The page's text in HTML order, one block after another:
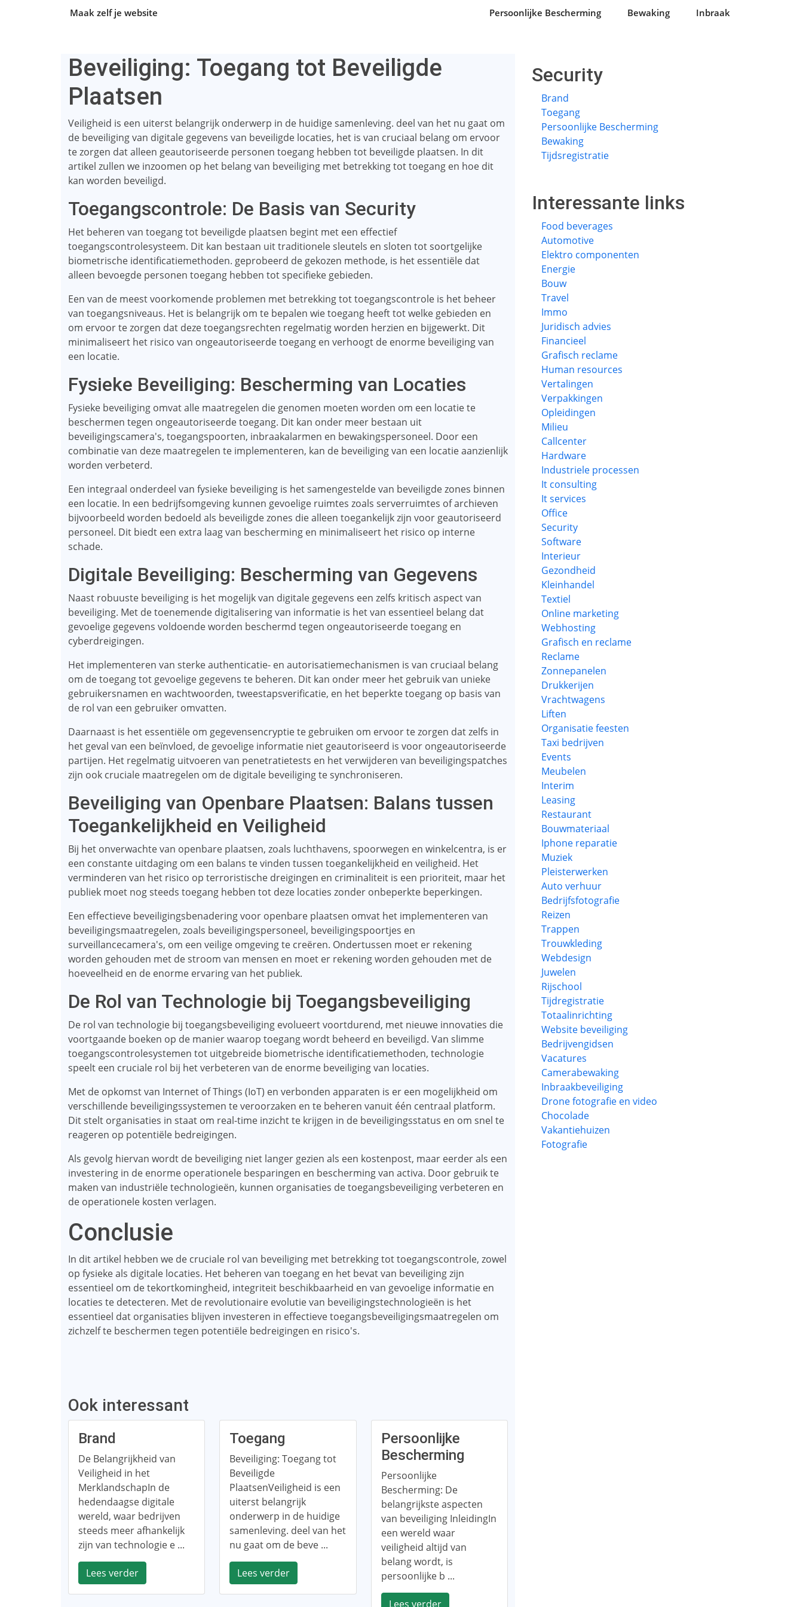
Maak zelf je website Persoonlijke Bescherming Bewaking Inbraak
Beveiliging: Toegang tot Beveiligde
Plaatsen
Veiligheid is een uiterst belangrijk onderwerp in de huidige samenleving. deel van het nu gaat om
de beveiliging van digitale gegevens van beveiligde locaties, het is van cruciaal belang om ervoor
te zorgen dat alleen geautoriseerde personen toegang hebben tot beveiligde plaatsen. In dit
artikel zullen we inzoomen op het belang van beveiliging met betrekking tot toegang en hoe dit
kan worden beveiligd.
Toegangscontrole: De Basis van Security
Het beheren van toegang tot beveiligde plaatsen begint met een effectief
toegangscontrolesysteem. Dit kan bestaan ​​uit traditionele sleutels en sloten tot soortgelijke
biometrische identificatiemethoden. geprobeerd de gekozen methode, is het essentiële dat
alleen bevoegde personen toegang hebben tot specifieke gebieden.
Een van de meest voorkomende problemen met betrekking tot toegangscontrole is het beheer
van toegangsniveaus. Het is belangrijk om te bepalen wie toegang heeft tot welke gebieden en
om ervoor te zorgen dat deze toegangsrechten regelmatig worden herzien en bijgewerkt. Dit
minimaliseert het risico van ongeautoriseerde toegang en verhoogt de enorme beveiliging van
een locatie.
Fysieke Beveiliging: Bescherming van Locaties
Fysieke beveiliging omvat alle maatregelen die genomen moeten worden om een ​​locatie te
beschermen tegen ongeautoriseerde toegang. Dit kan onder meer bestaan ​​uit
beveiligingscamera's, toegangspoorten, inbraakalarmen en bewakingspersoneel. Door een
combinatie van deze maatregelen te implementeren, kan de beveiliging van een locatie aanzienlijk
worden verbeterd.
Een integraal onderdeel van fysieke beveiliging is het samengestelde van beveiligde zones binnen
een locatie. In een bedrijfsomgeving kunnen gevoelige ruimtes zoals serverruimtes of archieven
bijvoorbeeld worden bedoeld als beveiligde zones die alleen toegankelijk zijn voor geautoriseerd
personeel. Dit biedt een extra laag van bescherming en minimaliseert het risico op interne
schade.
Digitale Beveiliging: Bescherming van Gegevens
Naast robuuste beveiliging is het mogelijk van digitale gegevens een zelfs kritisch aspect van
beveiliging. Met de toenemende digitalisering van informatie is het van essentieel belang dat
gevoelige gegevens voldoende worden beschermd tegen ongeautoriseerde toegang en
cyberdreigingen.
Het implementeren van sterke authenticatie- en autorisatiemechanismen is van cruciaal belang
om de toegang tot gevoelige gegevens te beheren. Dit kan onder meer het gebruik van unieke
gebruikersnamen en wachtwoorden, tweestapsverificatie, en het beperkte toegang op basis van
de rol van een gebruiker omvatten.
Daarnaast is het essentiële om gegevensencryptie te gebruiken om ervoor te zorgen dat zelfs in
het geval van een beïnvloed, de gevoelige informatie niet geautoriseerd is voor ongeautoriseerde
partijen. Het regelmatig uitvoeren van penetratietests en het verwijderen van beveiligingspatches
zijn ook cruciale maatregelen om de digitale beveiliging te synchroniseren.
Beveiliging van Openbare Plaatsen: Balans tussen
Toegankelijkheid en Veiligheid
Bij het onverwachte van openbare plaatsen, zoals luchthavens, spoorwegen en winkelcentra, is er
een constante uitdaging om een ​​balans te vinden tussen toegankelijkheid en veiligheid. Het
verminderen van het risico op terroristische dreigingen en criminaliteit is een prioriteit, maar het
publiek moet nog steeds toegang hebben tot deze locaties zonder onbeperkte beperkingen.
Een effectieve beveiligingsbenadering voor openbare plaatsen omvat het implementeren van
beveiligingsmaatregelen, zoals beveiligingspersoneel, beveiligingspoortjes en
surveillancecamera's, om een ​​veilige omgeving te creëren. Ondertussen moet er rekening
worden gehouden met de stroom van mensen en moet er rekening worden gehouden met de
hoeveelheid en de enorme ervaring van het publiek.
De Rol van Technologie bij Toegangsbeveiliging
De rol van technologie bij toegangsbeveiliging evolueert voortdurend, met nieuwe innovaties die
voortgaande boeken op de manier waarop toegang wordt beheerd en beveiligd. Van slimme
toegangscontrolesystemen tot uitgebreide biometrische identificatiemethoden, technologie
speelt een cruciale rol bij het verbeteren van de enorme beveiliging van locaties.
Met de opkomst van Internet of Things (IoT) en verbonden apparaten is er een mogelijkheid om
verschillende beveiligingssystemen te veroorzaken en te beheren vanuit één centraal platform.
Dit stelt organisaties in staat om real-time inzicht te krijgen in de beveiligingsstatus en om snel te
reageren op potentiële bedreigingen.
Als gevolg hiervan wordt de beveiliging niet langer gezien als een kostenpost, maar eerder als een
investering in de enorme operationele besparingen en bescherming van activa. Door gebruik te
maken van industriële technologieën, kunnen organisaties de toegangsbeveiliging verbeteren en
de operationele kosten verlagen.
Conclusie
In dit artikel hebben we de cruciale rol van beveiliging met betrekking tot toegangscontrole, zowel
op fysieke als digitale locaties. Het beheren van toegang en het bevat van beveiliging zijn
essentieel om de tekortkomingheid, integriteit beschikbaarheid en van gevoelige informatie en
locaties te detecteren. Met de revolutionaire evolutie van beveiligingstechnologieën is het
essentieel dat organisaties blijven investeren in effectieve toegangsbeveiligingsmaatregelen om
zichzelf te beschermen tegen potentiële bedreigingen en risico's.
Ook interessant
Brand
De Belangrijkheid van
Veiligheid in het
MerklandschapIn de
hedendaagse digitale
wereld, waar bedrijven
steeds meer afhankelijk
zijn van technologie e ...
Lees verder
Toegang
Beveiliging: Toegang tot
Beveiligde
PlaatsenVeiligheid is een
uiterst belangrijk
onderwerp in de huidige
samenleving. deel van het
nu gaat om de beve ...
Lees verder
Persoonlijke
Bescherming
Persoonlijke
Bescherming: De
belangrijkste aspecten
van beveiliging InleidingIn
een wereld waar
veiligheid altijd van
belang wordt, is
persoonlijke b ...
Lees verder
Security
Brand
Toegang
Persoonlijke Bescherming
Bewaking
Tijdsregistratie
Interessante links
Food beverages
Automotive
Elektro componenten
Energie
Bouw
Travel
Immo
Juridisch advies
Financieel
Grafisch reclame
Human resources
Vertalingen
Verpakkingen
Opleidingen
Milieu
Callcenter
Hardware
Industriele processen
It consulting
It services
Office
Security
Software
Interieur
Gezondheid
Kleinhandel
Textiel
Online marketing
Webhosting
Grafisch en reclame
Reclame
Zonnepanelen
Drukkerijen
Vrachtwagens
Liften
Organisatie feesten
Taxi bedrijven
Events
Meubelen
Interim
Leasing
Restaurant
Bouwmateriaal
Iphone reparatie
Muziek
Pleisterwerken
Auto verhuur
Bedrijfsfotografie
Reizen
Trappen
Trouwkleding
Webdesign
Juwelen
Rijschool
Tijdregistratie
Totaalinrichting
Website beveiliging
Bedrijvengidsen
Vacatures
Camerabewaking
Inbraakbeveiliging
Drone fotografie en video
Chocolade
Vakantiehuizen
Fotografie